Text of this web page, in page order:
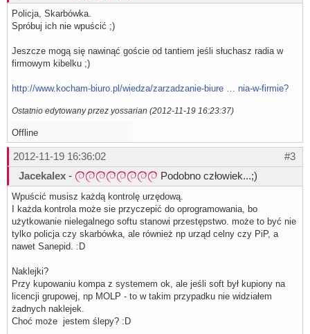
Policja, Skarbówka.
Spróbuj ich nie wpuścić ;)
Jeszcze mogą się nawinąć goście od tantiem jeśli słuchasz radia w
firmowym kibelku ;)
http://www.kocham-biuro.pl/wiedza/zarzadzanie-biure … nia-w-firmie?
Ostatnio edytowany przez yossarian (2012-11-19 16:23:37)
Offline
#3
2012-11-19 16:36:02
Jacekalex - Podobno człowiek...;)
Wpuścić musisz każdą kontrolę urzędową.
I każda kontrola może sie przyczepić do oprogramowania, bo
użytkowanie nielegalnego softu stanowi przestępstwo. może to być nie
tylko policja czy skarbówka, ale również np urząd celny czy PiP, a
nawet Sanepid. :D
Naklejki?
Przy kupowaniu kompa z systemem ok, ale jeśli soft był kupiony na
licencji grupowej, np MOLP - to w takim przypadku nie widziałem
żadnych naklejek.
Choć może jestem ślepy? :D